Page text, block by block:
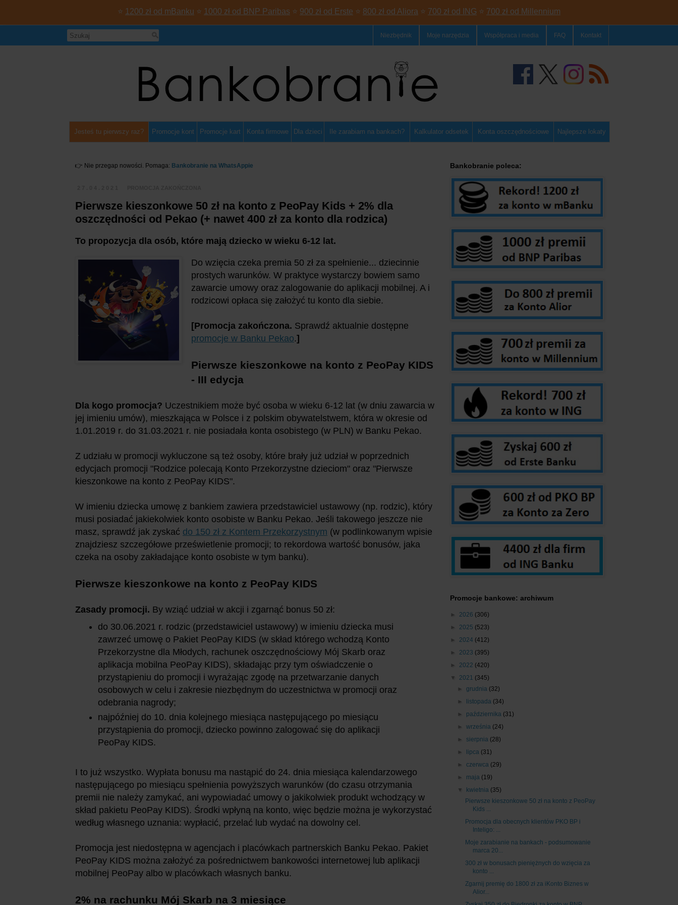
⭐ 1200 zł od mBanku ⭐ 1000 zł od BNP Paribas ⭐ 900 zł od Erste ⭐ 800 zł od Aliora ⭐ 700 zł od ING ⭐ 700 zł od Millennium
Niezbędnik Moje narzędzia Współpraca i media FAQ Kontakt
Jesteś tu pierwszy raz? Promocje kont Promocje kart Konta firmowe Dla dzieci Ile zarabiam na bankach? Kalkulator odsetek Konta oszczędnościowe Najlepsze lokaty
👉 Nie przegap nowości. Pomaga: Bankobranie na WhatsAppie
Pierwsze kieszonkowe 50 zł na konto z PeoPay Kids + 2% dla
oszczędności od Pekao (+ nawet 400 zł za konto dla rodzica)
To propozycja dla osób, które mają dziecko w wieku 6-12 lat.
Do wzięcia czeka premia 50 zł za spełnienie... dziecinnie
prostych warunków. W praktyce wystarczy bowiem samo
zawarcie umowy oraz zalogowanie do aplikacji mobilnej. A i
rodzicowi opłaca się założyć tu konto dla siebie.
[Promocja zakończona. Sprawdź aktualnie dostępne
promocje w Banku Pekao.]
Pierwsze kieszonkowe na konto z PeoPay KIDS
- III edycja
Dla kogo promocja? Uczestnikiem może być osoba w wieku 6-12 lat (w dniu zawarcia w
jej imieniu umów), mieszkająca w Polsce i z polskim obywatelstwem, która w okresie od
1.01.2019 r. do 31.03.2021 r. nie posiadała konta osobistego (w PLN) w Banku Pekao.
Z udziału w promocji wykluczone są też osoby, które brały już udział w poprzednich
edycjach promocji "Rodzice polecają Konto Przekorzystne dzieciom" oraz "Pierwsze
kieszonkowe na konto z PeoPay KIDS".
W imieniu dziecka umowę z bankiem zawiera przedstawiciel ustawowy (np. rodzic), który
musi posiadać jakiekolwiek konto osobiste w Banku Pekao. Jeśli takowego jeszcze nie
masz, sprawdź jak zyskać do 150 zł z Kontem Przekorzystnym (w podlinkowanym wpisie
znajdziesz szczegółowe prześwietlenie promocji; to rekordowa wartość bonusów, jaka
czeka na osoby zakładające konto osobiste w tym banku).
Pierwsze kieszonkowe na konto z PeoPay KIDS
Zasady promocji. By wziąć udział w akcji i zgarnąć bonus 50 zł:
do 30.06.2021 r. rodzic (przedstawiciel ustawowy) w imieniu dziecka musi
zawrzeć umowę o Pakiet PeoPay KIDS (w skład którego wchodzą Konto
Przekorzystne dla Młodych, rachunek oszczędnościowy Mój Skarb oraz
aplikacja mobilna PeoPay KIDS), składając przy tym oświadczenie o
przystąpieniu do promocji i wyrażając zgodę na przetwarzanie danych
osobowych w celu i zakresie niezbędnym do uczestnictwa w promocji oraz
odebrania nagrody;
najpóźniej do 10. dnia kolejnego miesiąca następującego po miesiącu
przystąpienia do promocji, dziecko powinno zalogować się do aplikacji
PeoPay KIDS.
I to już wszystko. Wypłata bonusu ma nastąpić do 24. dnia miesiąca kalendarzowego
następującego po miesiącu spełnienia powyższych warunków (do czasu otrzymania
premii nie należy zamykać, ani wypowiadać umowy o jakikolwiek produkt wchodzący w
skład pakietu PeoPay KIDS). Środki wpłyną na konto, więc będzie można je wykorzystać
według własnego uznania: wypłacić, przelać lub wydać na dowolny cel.
Promocja jest niedostępna w agencjach i placówkach partnerskich Banku Pekao. Pakiet
PeoPay KIDS można założyć za pośrednictwem bankowości internetowej lub aplikacji
mobilnej PeoPay albo w placówkach własnych banku.
2% na rachunku Mój Skarb na 3 miesiące
Bankobranie poleca:
Promocje bankowe: archiwum
► 2026 (306)
► 2025 (523)
► 2024 (412)
► 2023 (395)
► 2022 (420)
▼ 2021 (345)
►grudnia (32)
►
listopada (34)
► października (31)
►września (24)
► sierpnia (28)
►
lipca (31)
►czerwca (29)
► maja (19)
▼
kwietnia (35)
Pierwsze kieszonkowe 50 zł na konto z PeoPay
Kids ...
Promocja dla obecnych klientów PKO BP i
Inteligo: ...
Moje zarabianie na bankach - podsumowanie
marca 20...
300 zł w bonusach pieniężnych do wzięcia za
konto ...
Zgarnij premię do 1800 zł za iKonto Biznes w
Alior...